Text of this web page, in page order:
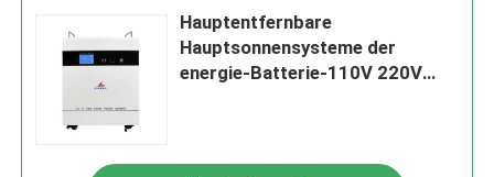
Hauptentfernbare
Hauptsonnensysteme der
energie-Batterie-110V 220V